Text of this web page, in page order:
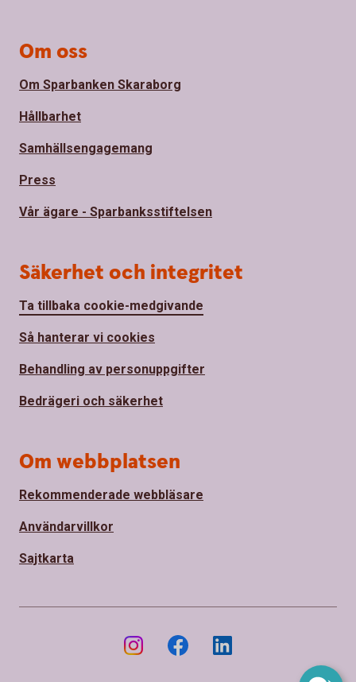
Om oss
Om Sparbanken Skaraborg
Hållbarhet
Samhällsengagemang
Press
Vår ägare - Sparbanksstiftelsen
Säkerhet och integritet
Ta tillbaka cookie-medgivande
Så hanterar vi cookies
Behandling av personuppgifter
Bedrägeri och säkerhet
Om webbplatsen
Rekommenderade webbläsare
Användarvillkor
Sajtkarta